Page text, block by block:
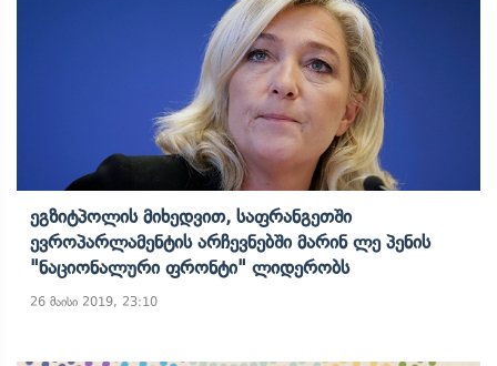
Ეგზიტპოლის Მიხედვით, Საფრანგეთში
Ევროპარლამენტის Არჩევნებში Მარინ Ლე Პენის
"ნაციონალური Ფრონტი" Ლიდერობს
26 მაისი 2019, 23:10